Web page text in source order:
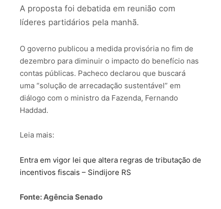
A proposta foi debatida em reunião com
líderes partidários pela manhã.
O governo publicou a medida provisória no fim de
dezembro para diminuir o impacto do benefício nas
contas públicas. Pacheco declarou que buscará
uma “solução de arrecadação sustentável” em
diálogo com o ministro da Fazenda, Fernando
Haddad.
Leia mais:
Entra em vigor lei que altera regras de tributação de
incentivos fiscais – Sindijore RS
Fonte: Agência Senado